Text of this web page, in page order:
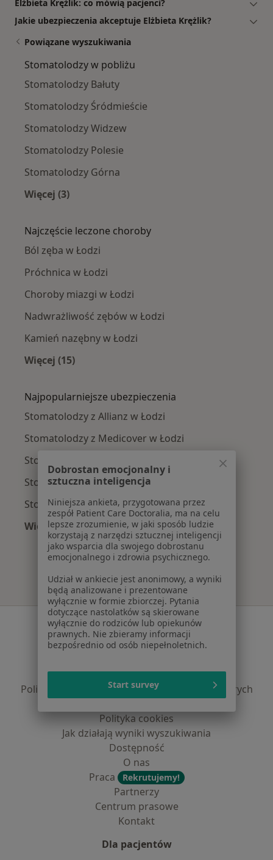
Elżbieta Krężlik: co mówią pacjenci?
Jakie ubezpieczenia akceptuje Elżbieta Krężlik?
Powiązane wyszukiwania
Stomatolodzy w pobliżu
Stomatolodzy Bałuty
Stomatolodzy Śródmieście
Stomatolodzy Widzew
Stomatolodzy Polesie
Stomatolodzy Górna
Więcej (3)
Najczęście leczone choroby
Ból zęba w Łodzi
Próchnica w Łodzi
Choroby miazgi w Łodzi
Nadwrażliwość zębów w Łodzi
Kamień nazębny w Łodzi
Więcej (15)
Najpopularniejsze ubezpieczenia
Stomatolodzy z Allianz w Łodzi
Stomatolodzy z Medicover w Łodzi
Stomatolodzy z NFZ w Łodzi
Stomatolodzy z PZU Zdrowie w Łodzi
Stomatolodzy z Signal Iduna w Łodzi
Więcej (2)
Więcej w kategorii: Najpopularniejsze
Serwis
Regulamin
Polityka prywatności profesjonalistów
Polityka prywatności dla profesjonalistów, których
Polityka cookies
Jak działają wyniki wyszukiwania
Dostępność
O nas
Praca
Rekrutujemy!
Partnerzy
Centrum prasowe
Kontakt
Dla pacjentów
Dobrostan emocjonalny i
sztuczna inteligencja
Niniejsza ankieta, przygotowana przez
zespół Patient Care Doctoralia, ma na celu
lepsze zrozumienie, w jaki sposób ludzie
korzystają z narzędzi sztucznej inteligencji
jako wsparcia dla swojego dobrostanu
emocjonalnego i zdrowia psychicznego.
Udział w ankiecie jest anonimowy, a wyniki
będą analizowane i prezentowane
wyłącznie w formie zbiorczej. Pytania
dotyczące nastolatków są skierowane
wyłącznie do rodziców lub opiekunów
prawnych. Nie zbieramy informacji
bezpośrednio od osób niepełnoletnich.
Start survey